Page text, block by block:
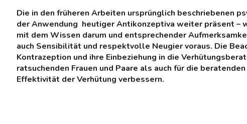
Die in den früheren Arbeiten ursprünglich beschriebenen
der Anwendung heutiger Antikonzeptiva weiter präsent –
mit dem Wissen darum und entsprechender
auch Sensibilität und respektvolle Neugier voraus. Die
Kontrazeption und ihre Einbeziehung in die
ratsuchenden Frauen und Paare als auch für die
Effektivität der Verhütung verbessern.